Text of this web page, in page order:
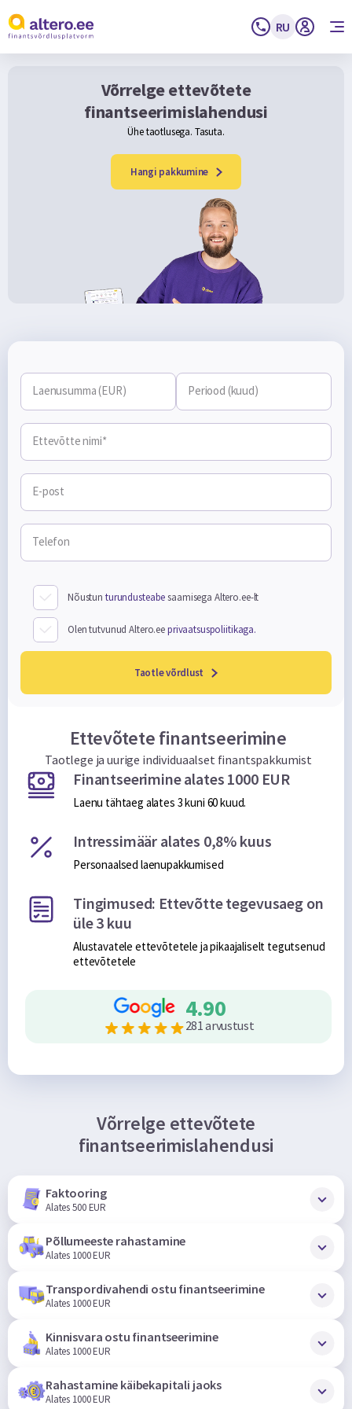
RU
Võrrelge ettevõtete
finantseerimislahendusi
Ühe taotlusega. Tasuta.
Hangi pakkumine
Ettevõtete finantseerimine
Taotlege ja uurige individuaalset finantspakkumist
Finantseerimine alates 1000 EUR
Laenu tähtaeg alates 3 kuni 60 kuud.
Intressimäär alates 0,8% kuus
Personaalsed laenupakkumised
Tingimused: Ettevõtte tegevusaeg on
üle 3 kuu
Alustavatele ettevõtetele ja pikaajaliselt tegutsenud
ettevõtetele
4.90
281 arvustust
Laenusumma (EUR) Periood (kuud)
Ettevõtte nimi*
E-post
Telefon
Nõustun turundusteabesaamisega Altero.ee-lt
Olen tutvunud Altero.eeprivaatsuspoliitikaga.
Taotle võrdlust
Võrrelge ettevõtete
finantseerimislahendusi
Faktooring
Alates 500 EUR
Põllumeeste rahastamine
Alates 1000 EUR
Transpordivahendi ostu finantseerimine
Alates 1000 EUR
Kinnisvara ostu finantseerimine
Alates 1000 EUR
Rahastamine käibekapitali jaoks
Alates 1000 EUR